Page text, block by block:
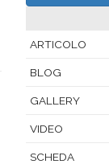
ARTICOLO
BLOG
GALLERY
VIDEO
SCHEDA